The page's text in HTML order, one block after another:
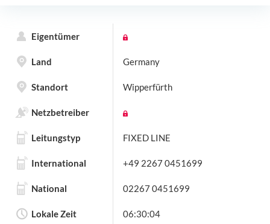
Eigentümer
Land Germany
Standort Wipperfürth
Netzbetreiber
Leitungstyp FIXED LINE
International +49 2267 0451699
National 02267 0451699
Lokale Zeit 06:30:04